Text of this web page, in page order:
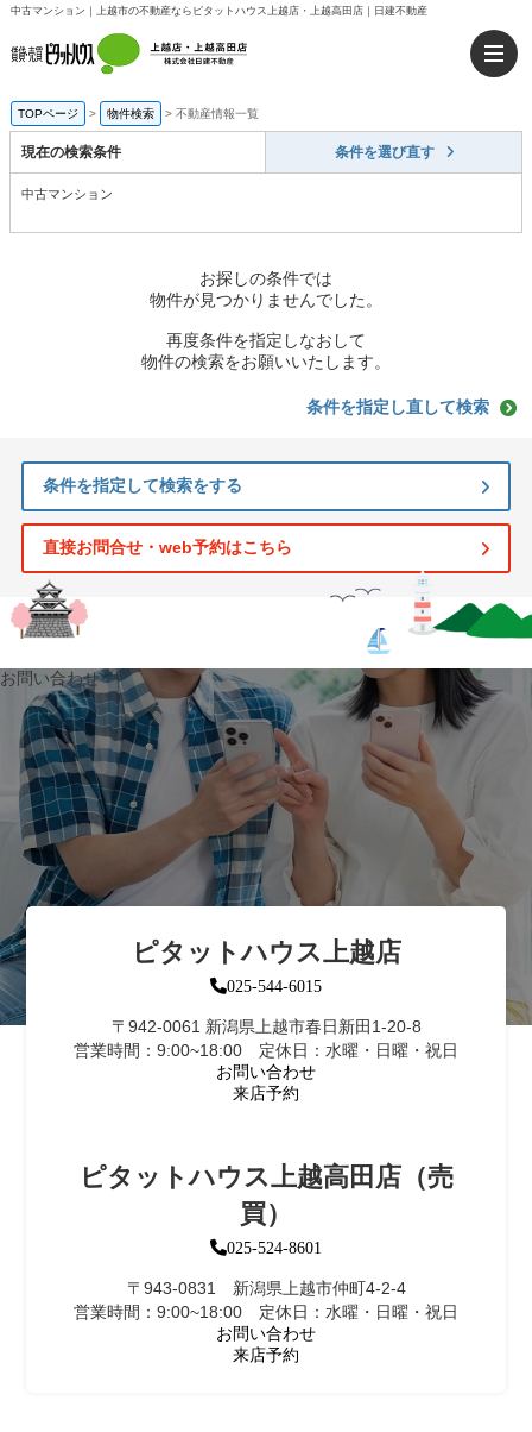
中古マンション｜上越市の不動産ならピタットハウス上越店・上越高田店｜日建不動産
TOPページ > 物件検索 > 不動産情報一覧
現在の検索条件 条件を選び直す
中古マンション
お探しの条件では
物件が見つかりませんでした。
再度条件を指定しなおして
物件の検索をお願いいたします。
条件を指定し直して検索
条件を指定して検索をする
直接お問合せ・web予約はこちら
お問い合わせ
ピタットハウス上越店
025-544-6015
〒942-0061 新潟県上越市春日新田1-20-8
営業時間：9:00~18:00 定休日：水曜・日曜・祝日
お問い合わせ
来店予約
ピタットハウス上越高田店（売
買）
025-524-8601
〒943-0831 新潟県上越市仲町4-2-4
営業時間：9:00~18:00 定休日：水曜・日曜・祝日
お問い合わせ
来店予約